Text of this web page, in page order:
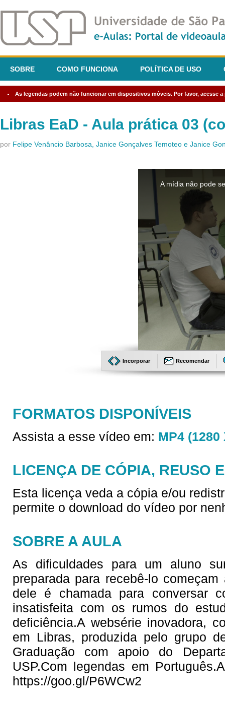
SOBRE COMO FUNCIONA POLÍTICA DE USO
As legendas podem não funcionar em dispositivos móveis. Por favor, acesse
Libras EaD - Aula prática 03
por Felipe Venâncio Barbosa, Janice Gonçalves Temoteo e Janice
A mídia não pode
Incorporar Recomendar
FORMATOS DISPONÍVEIS
Assista a esse vídeo em: MP4 (1280
LICENÇA DE CÓPIA, REUSO
Esta licença veda a cópia e/ou
permite o download do vídeo por
SOBRE A AULA
As dificuldades para um aluno
preparada para recebê-lo
dele é chamada para conversar
insatisfeita com os rumos do
deficiência.A websérie inovadora,
em Libras, produzida pelo grupo
Graduação com apoio do
USP.Com legendas em
https://goo.gl/P6WCw2